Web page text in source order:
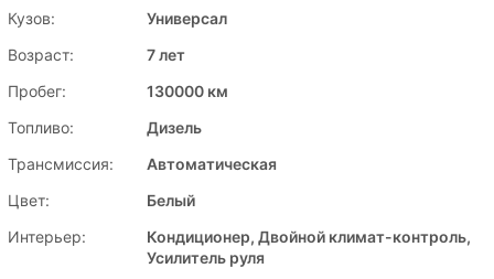
Кузов:
Универсал
Возраст:
7 лет
Пробег:
130000 км
Топливо:
Дизель
Трансмиссия:
Автоматическая
Цвет:
Белый
Интерьер:
Кондиционер, Двойной климат-контроль,
Усилитель руля